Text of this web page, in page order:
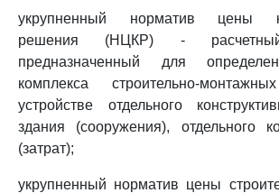
укрупненный норматив цены
решения (НЦКР) - расчетный
предназначенный для
комплекса строительно-
устройстве отдельного
здания (сооружения), отдельного
(затрат);
укрупненный норматив цены